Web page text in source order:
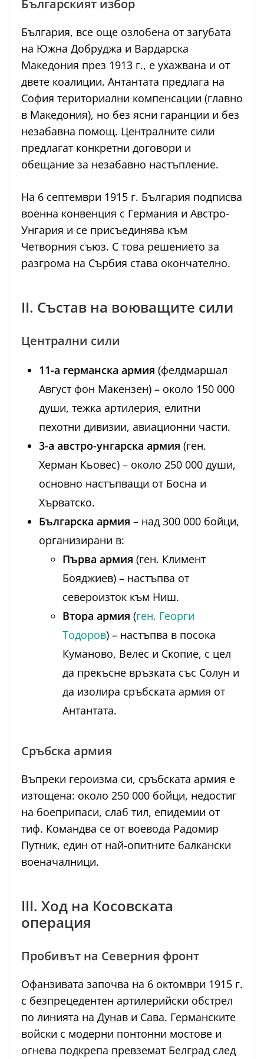
Българският избор
България, все още озлобена от загубата
на Южна Добруджа и Вардарска
Македония през 1913 г., е ухажвана и от
двете коалиции. Антантата предлага на
София териториални компенсации (главно
в Македония), но без ясни гаранции и без
незабавна помощ. Централните сили
предлагат конкретни договори и
обещание за незабавно настъпление.
На 6 септември 1915 г. България подписва
военна конвенция с Германия и Австро-
Унгария и се присъединява към
Четворния съюз. С това решението за
разгрома на Сърбия става окончателно.
II. Състав на воюващите сили
Централни сили
11-а германска армия (фелдмаршал
Август фон Макензен) – около 150 000
души, тежка артилерия, елитни
пехотни дивизии, авиационни части.
3-а австро-унгарска армия (ген.
Херман Кьовес) – около 250 000 души,
основно настъпващи от Босна и
Хърватско.
Българска армия – над 300 000 бойци,
организирани в:
Първа армия (ген. Климент
Бояджиев) – настъпва от
североизток към Ниш.
Втора армия (ген. Георги
Тодоров) – настъпва в посока
Куманово, Велес и Скопие, с цел
да прекъсне връзката със Солун и
да изолира сръбската армия от
Антантата.
Сръбска армия
Въпреки героизма си, сръбската армия е
изтощена: около 250 000 бойци, недостиг
на боеприпаси, слаб тил, епидемии от
тиф. Командва се от воевода Радомир
Путник, един от най-опитните балкански
военачалници.
III. Ход на Косовската
операция
Пробивът на Северния фронт
Офанзивата започва на 6 октомври 1915 г.
с безпрецедентен артилерийски обстрел
по линията на Дунав и Сава. Германските
войски с модерни понтонни мостове и
огнева подкрепа превземат Белград след